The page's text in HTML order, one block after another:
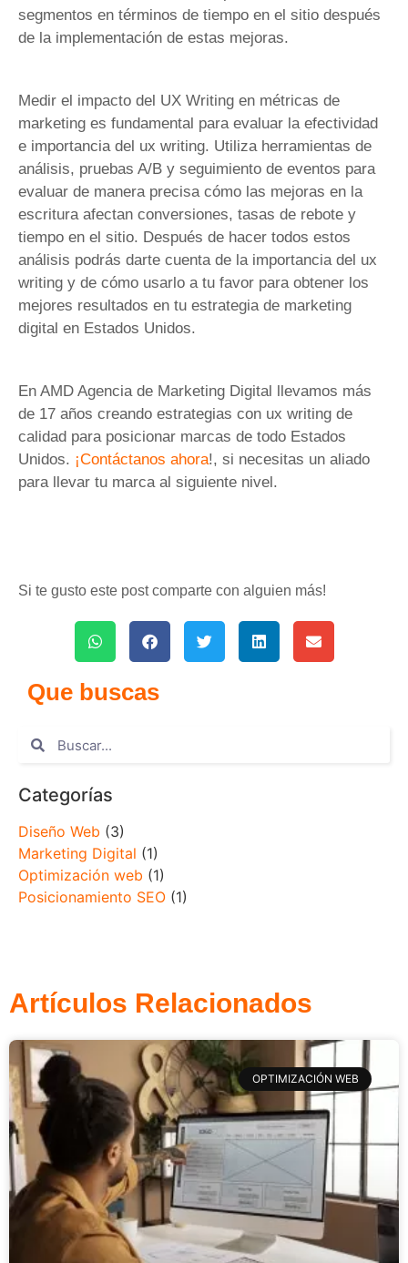
segmentos en términos de tiempo en el sitio después
de la implementación de estas mejoras.
Medir el impacto del UX Writing en métricas de
marketing es fundamental para evaluar la efectividad
e importancia del ux writing. Utiliza herramientas de
análisis, pruebas A/B y seguimiento de eventos para
evaluar de manera precisa cómo las mejoras en la
escritura afectan conversiones, tasas de rebote y
tiempo en el sitio. Después de hacer todos estos
análisis podrás darte cuenta de la importancia del ux
writing y de cómo usarlo a tu favor para obtener los
mejores resultados en tu estrategia de marketing
digital en Estados Unidos.
En AMD Agencia de Marketing Digital llevamos más
de 17 años creando estrategias con ux writing de
calidad para posicionar marcas de todo Estados
Unidos. ¡Contáctanos ahora!, si necesitas un aliado
para llevar tu marca al siguiente nivel.
Si te gusto este post comparte con alguien más!
Que buscas
Categorías
Diseño Web (3)
Marketing Digital (1)
Optimización web (1)
Posicionamiento SEO (1)
Artículos Relacionados
OPTIMIZACIÓN WEB